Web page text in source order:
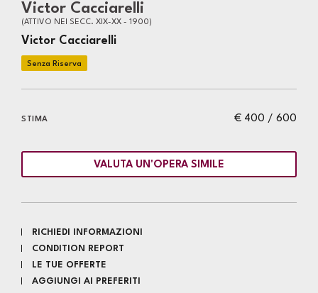
Victor Cacciarelli
(ATTIVO NEI SECC. XIX-XX - 1900)
Victor Cacciarelli
€ 400 / 600
STIMA
VALUTA UN'OPERA SIMILE
RICHIEDI INFORMAZIONI
CONDITION REPORT
LE TUE OFFERTE
AGGIUNGI AI PREFERITI